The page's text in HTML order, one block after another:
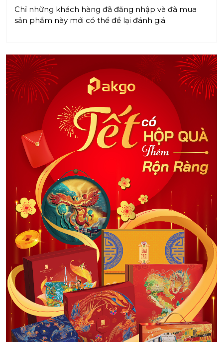
Chỉ những khách hàng đã đăng nhập và đã mua
sản phẩm này mới có thể để lại đánh giá.